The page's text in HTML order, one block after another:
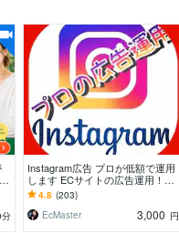
Instagram広告 プロが低額で運用
します ECサイトの広告運用！店
舗集客も求人も対応可能！
4.8 (203)
EcMaster
3,000 円